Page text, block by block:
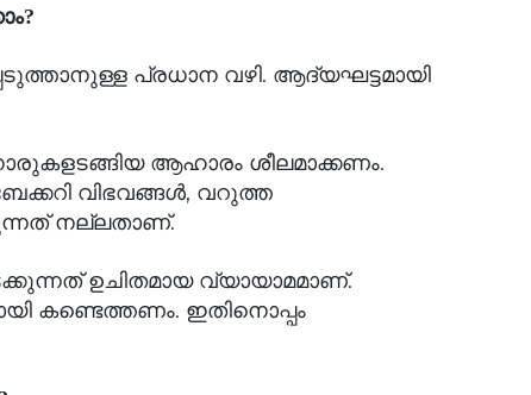
പ്രധാന വഴി. ആദ്യഘട്ടമായി
ആഹാരം ശീലമാക്കണം.
വിഭവങ്ങൾ, വറുത്ത
നല്ലതാണ്.
ഉചിതമായ വ്യായാമമാണ്.
കണ്ടെത്തണം. ഇതിനൊപ്പം